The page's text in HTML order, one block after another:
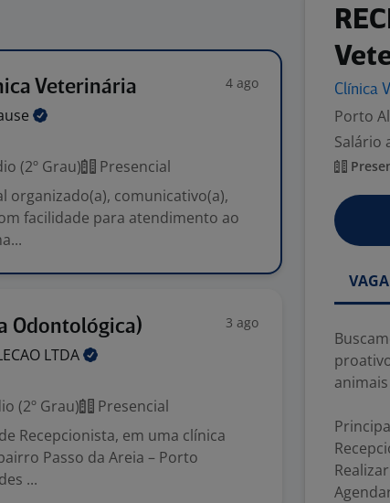
Veterinária 4 ago
(2º Grau)
Presencial
organizado(a), comunicativo(a),
facilidade para atendimento ao
Odontológica) 3 ago
LTDA
(2º Grau)
Presencial
Recepcionista, em uma clínica
Passo da Areia – Porto
...
Clínica
Porto
Salário
VAGA